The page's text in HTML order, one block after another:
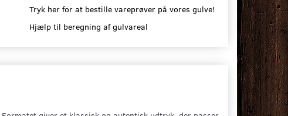
Tryk her for at bestille vareprøver på vores gulve!
Hjælp til beregning af gulvareal